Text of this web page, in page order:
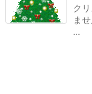
ク
ま
...